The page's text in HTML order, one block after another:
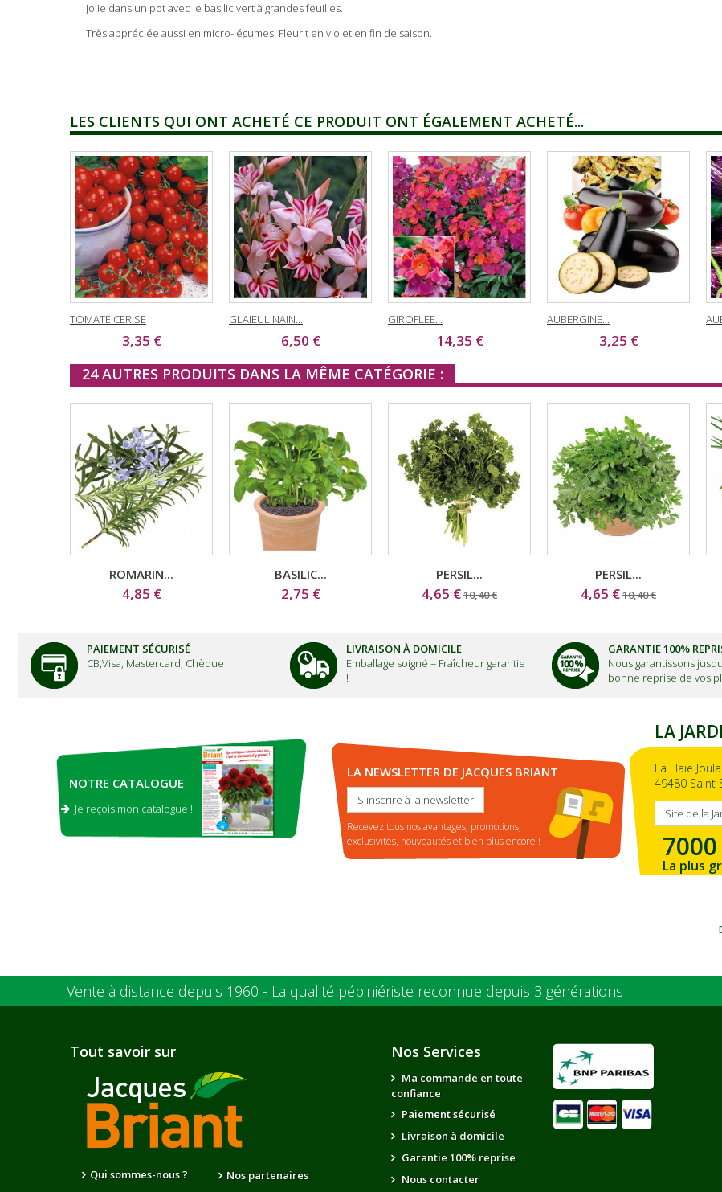
Jolie dans un pot avec le basilic vert à grandes feuilles.
Très appréciée aussi en micro-légumes. Fleurit en violet en fin de saison.
LES CLIENTS QUI ONT ACHETÉ CE PRODUIT ONT ÉGALEMENT ACHETÉ...
TOMATE CERISE
3,35 €
GLAIEUL NAIN...
6,50 €
GIROFLEE...
14,35 €
AUBERGINE...
3,25 €
24 AUTRES PRODUITS DANS LA MÊME CATÉGORIE :
ROMARIN...
4,85 €
BASILIC...
2,75 €
PERSIL...
4,65 €10,40 €
PERSIL...
4,65 €10,40 €
PAIEMENT SÉCURISÉ
CB,Visa, Mastercard, Chèque
LIVRAISON À DOMICILE
Emballage soigné = Fraîcheur garantie
!
GARANTIE 100%
Nous garantissons
bonne reprise de vos
NOTRE CATALOGUE
Je reçois mon catalogue !
LA NEWSLETTER DE JACQUES BRIANT
S'inscrire à la newsletter
Recevez tous nos avantages, promotions,
exclusivités, nouveautés et bien plus encore !
LA
La Haie
49480 Saint
Site de la
7000
La plus
de la
Vente à distance depuis 1960 - La qualité pépiniériste reconnue depuis 3 générations
Tout savoir sur
Qui sommes-nous ?
Nos partenaires
Nos Services
Ma commande en toute
confiance
Paiement sécurisé
Livraison à domicile
Garantie 100% reprise
Nous contacter